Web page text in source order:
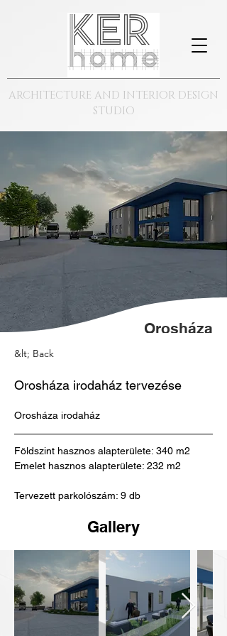
ARCHITECTURE AND INTERIOR DESIGN
STUDIO
Orosháza
&lt; Back
Orosháza irodaház tervezése
Orosháza irodaház
Földszint hasznos alapterülete: 340 m2
Emelet hasznos alapterülete: 232 m2
Tervezett parkolószám: 9 db
Gallery